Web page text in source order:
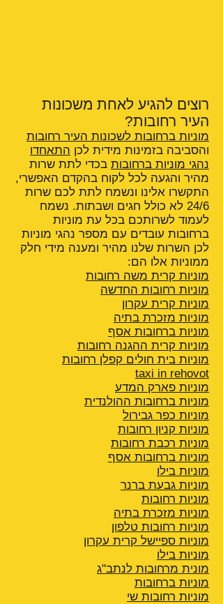
רוצים להגיע לאחת משכונות
העיר רחובות?
מוניות ברחובות לשכונות העיר רחובות
והסביבה בזמינות מידית לכן התאחדו
נהגי מוניות ברחובות בכדי לתת שרות
מהיר והגעה לכל לקוח בהקדם האפשרי,
התקשרו אלינו ונשמח לתת לכם שרות
24/6 לא כולל חגים ושבתות. נשמח
לעמוד לשרותכם בכל עת מוניות
ברחובות עובדים עם מספר נהגי מוניות
לכן השרות שלנו מהיר ומענה מידי חלק
ממוניות אלו הם:
מוניות קרית משה רחובות
מוניות רחובות החדשה
מוניות קרית עקרון
מוניות מזכרת בתיה
מוניות ברחובות אסף
מוניות קרית ההגנה רחובות
מוניות בית חולים קפלן רחובות
taxi in rehovot
מוניות פארק המדע
מוניות ברחובות ההולנדית
מוניות כפר גבירול
מוניות קניון רחובות
מוניות רכבת רחובות
מוניות ברחובות אסף
מוניות בילו
מוניות גבעת ברנר
מוניות רחובות
מוניות מזכרת בתיה
מוניות רחובות טלפון
מוניות ספיישל קרית עקרון
מוניות בילו
מונית מרחובות לנתב"ג
מוניות ברחובות
מוניות רחובות שי